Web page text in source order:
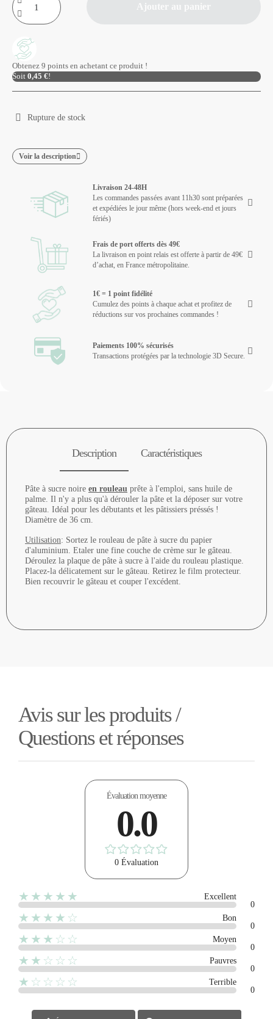
Ajouter au panier
Obtenez 9 points en achetant ce produit !
Soit 0,45 €!
Rupture de stock
Voir la description
Livraison 24-48H
Les commandes passées avant 11h30 sont préparées
et expédiées le jour même (hors week-end et jours
fériés)
Frais de port offerts dès 49€
La livraison en point relais est offerte à partir de 49€
d’achat, en France métropolitaine.
1€ = 1 point fidélité
Cumulez des points à chaque achat et profitez de
réductions sur vos prochaines commandes !
Paiements 100% sécurisés
Transactions protégées par la technologie 3D Secure.
Description Caractéristiques
Pâte à sucre noire en rouleau prête à l'emploi, sans huile de
palme. Il n'y a plus qu'à dérouler la pâte et la déposer sur votre
gâteau. Idéal pour les débutants et les pâtissiers préssés !
Diamètre de 36 cm.
Utilisation: Sortez le rouleau de pâte à sucre du papier
d'aluminium. Etaler une fine couche de crème sur le gâteau.
Déroulez la plaque de pâte à sucre à l'aide du rouleau plastique.
Placez-la délicatement sur le gâteau. Retirez le film protecteur.
Bien recouvrir le gâteau et couper l'excédent.
Avis sur les produits /
Questions et réponses
Évaluation moyenne
0.0
0 Évaluation
★★★★★
Excellent
0
★★★★☆
Bon
0
★★★☆☆
Moyen
0
★★☆☆☆
Pauvres
0
★☆☆☆☆
Terrible
0